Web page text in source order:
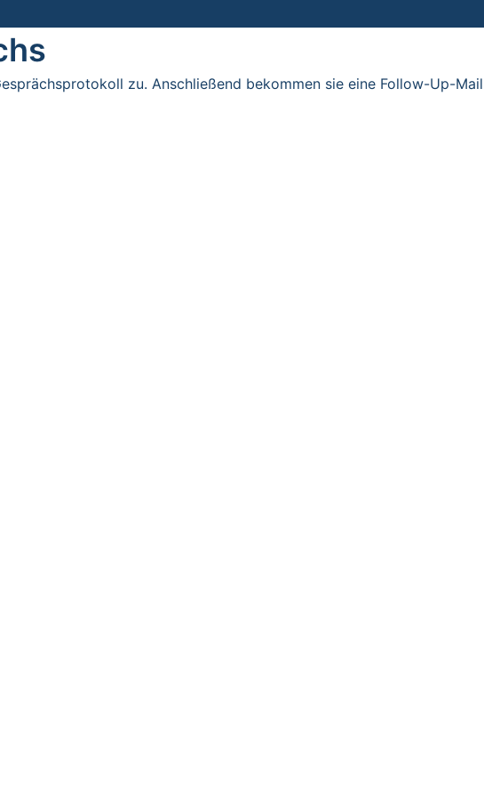
zu. Anschließend bekommen sie eine Follow-Up-Mail